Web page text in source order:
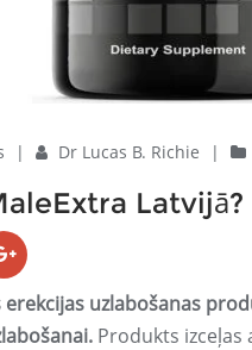
| Dr Lucas B. Richie |
Latvijā?
uzlabošanas
Produkts izceļas